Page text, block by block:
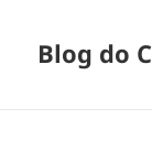
Blog do